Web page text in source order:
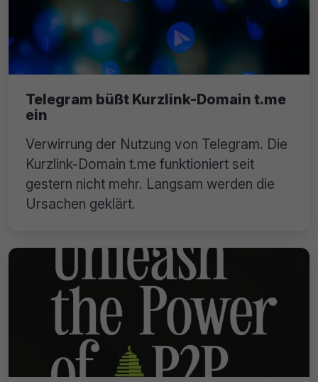
Telegram büßt Kurzlink-Domain t.me
ein
Verwirrung der Nutzung von Telegram. Die
Kurzlink-Domain t.me funktioniert seit
gestern nicht mehr. Langsam werden die
Ursachen geklärt.